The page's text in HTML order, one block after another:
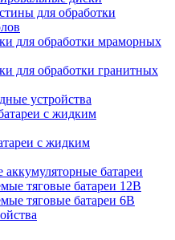
для обработки
для обработки мраморных
для обработки гранитных
устройства
с жидким
с жидким
батареи
тяговые батареи 12В
тяговые батареи 6В